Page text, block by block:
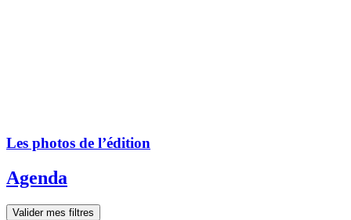
Les photos de l’édition
Agenda
Valider mes filtres